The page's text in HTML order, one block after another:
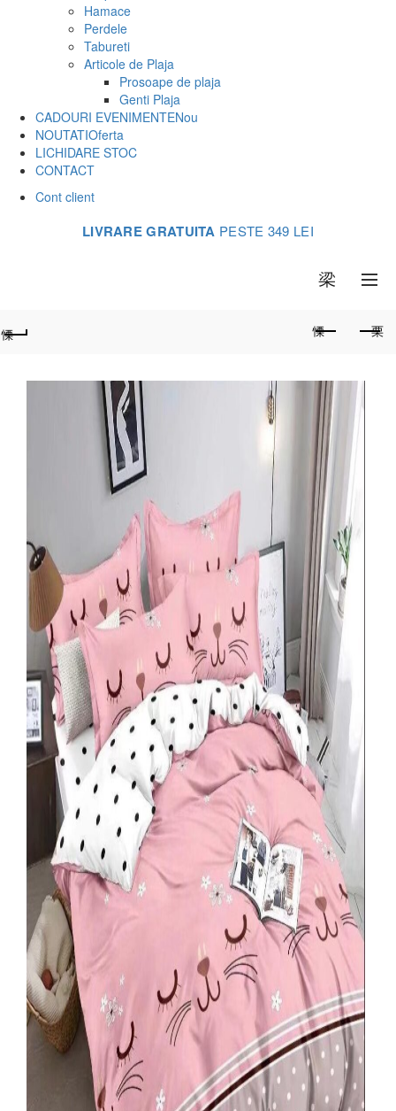
Hamace
Perdele
Tabureti
Articole de Plaja
Prosoape de plaja
Genti Plaja
CADOURI EVENIMENTENou
NOUTATIOferta
LICHIDARE STOC
CONTACT
Cont client
LIVRARE GRATUITA PESTE 349 LEI